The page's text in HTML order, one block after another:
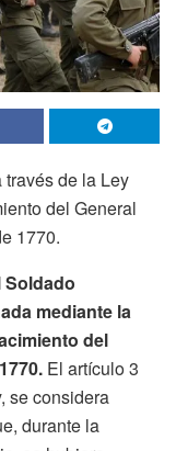
de la Ley
del General
1770.
Soldado
mediante la
del
El artículo 3
se considera
durante la